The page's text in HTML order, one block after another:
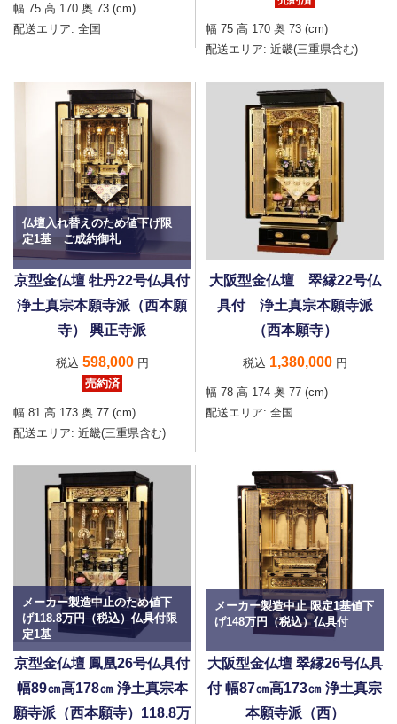
幅 75 高 170 奥 73 (cm)
配送エリア: 全国
幅 75 高 170 奥 73 (cm)
配送エリア:近畿(三重県含む)
仏壇入れ替えのため値下げ限
定1基 ご成約御礼
京型金仏壇 牡丹22号仏具付
浄土真宗本願寺派（西本願
寺） 興正寺派
税込 598,000円
売約済
幅 81 高 173 奥 77 (cm)
配送エリア: 近畿(三重県含む)
大阪型金仏壇 翠縁22号仏
具付 浄土真宗本願寺派
（西本願寺）
税込 1,380,000円
幅 78 高 174 奥 77 (cm)
配送エリア:全国
メーカー製造中止のため値下
げ118.8万円（税込）仏具付限
定1基
京型金仏壇 鳳凰26号仏具付
幅89㎝高178㎝ 浄土真宗本
願寺派（西本願寺）118.8万
メーカー製造中止 限定1基値下
げ148万円（税込）仏具付
大阪型金仏壇 翠縁26号仏具
付 幅87㎝高173㎝ 浄土真宗
本願寺派（西）